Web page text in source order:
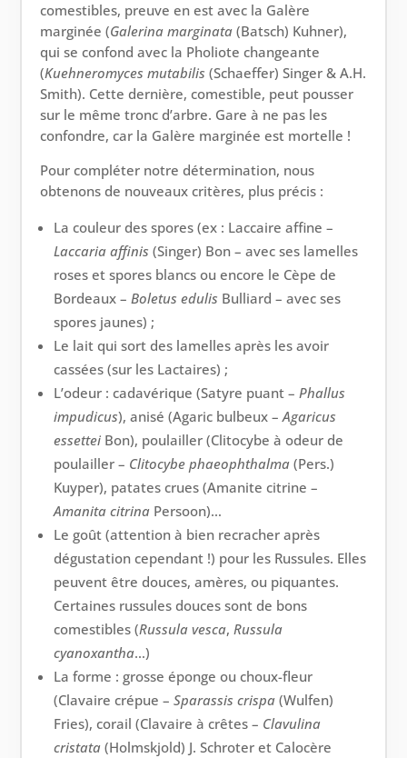
comestibles, preuve en est avec la Galère
marginée (Galerina marginata (Batsch) Kuhner),
qui se confond avec la Pholiote changeante
(Kuehneromyces mutabilis (Schaeffer) Singer & A.H.
Smith). Cette dernière, comestible, peut pousser
sur le même tronc d’arbre. Gare à ne pas les
confondre, car la Galère marginée est mortelle !
Pour compléter notre détermination, nous
obtenons de nouveaux critères, plus précis :
La couleur des spores (ex : Laccaire affine –
Laccaria affinis (Singer) Bon – avec ses lamelles
roses et spores blancs ou encore le Cèpe de
Bordeaux –Boletus edulis Bulliard – avec ses
spores jaunes) ;
Le lait qui sort des lamelles après les avoir
cassées (sur les Lactaires) ;
L’odeur : cadavérique (Satyre puant –Phallus
impudicus), anisé (Agaric bulbeux –Agaricus
essettei Bon), poulailler (Clitocybe à odeur de
poulailler – Clitocybe phaeophthalma (Pers.)
Kuyper), patates crues (Amanite citrine –
Amanita citrina Persoon)…
Le goût (attention à bien recracher après
dégustation cependant !) pour les Russules. Elles
peuvent être douces, amères, ou piquantes.
Certaines russules douces sont de bons
comestibles (Russula vesca, Russula
cyanoxantha…)
La forme : grosse éponge ou choux-fleur
(Clavaire crépue –Sparassis crispa (Wulfen)
Fries), corail (Clavaire à crêtes – Clavulina
cristata (Holmskjold) J. Schroter et Calocère